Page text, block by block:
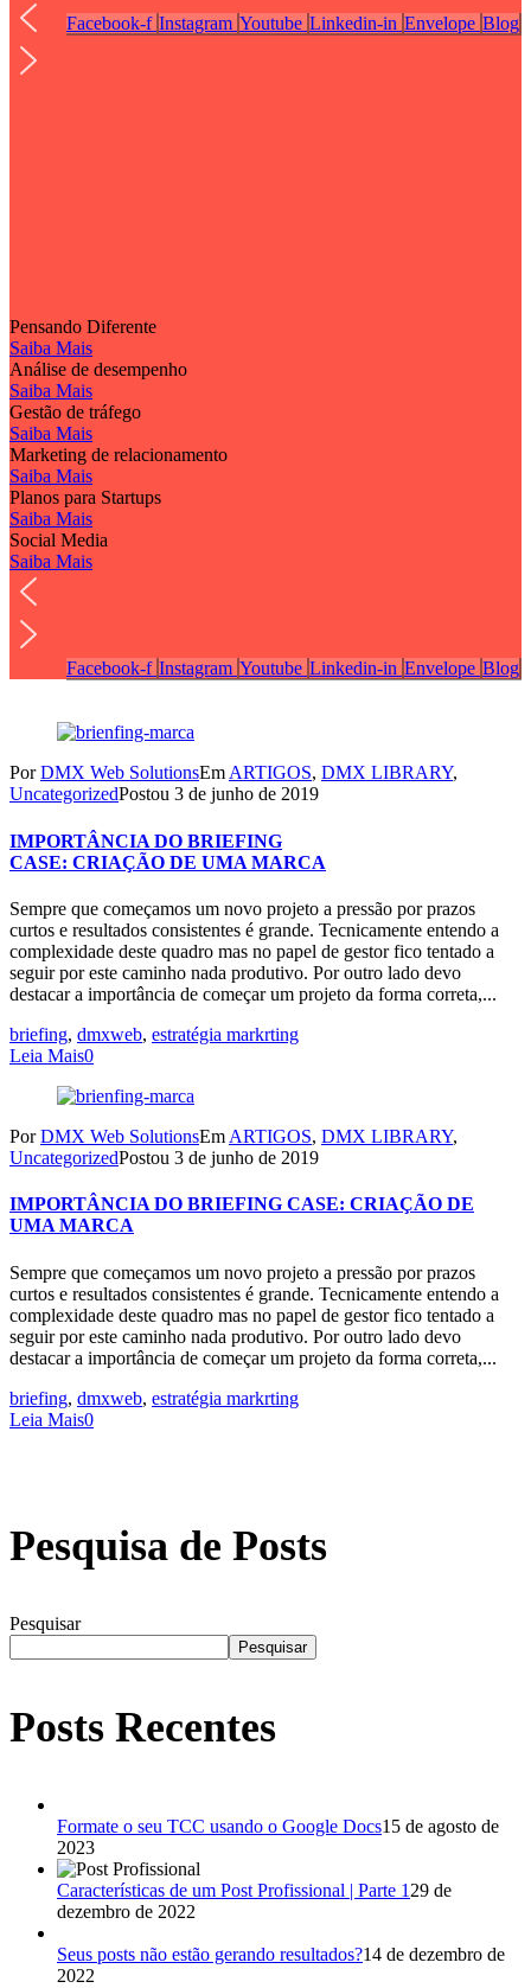
Facebook-f Instagram Youtube Linkedin-in Envelope Blog
Pensando Diferente
Saiba Mais
Análise de desempenho
Saiba Mais
Gestão de tráfego
Saiba Mais
Marketing de relacionamento
Saiba Mais
Planos para Startups
Saiba Mais
Social Media
Saiba Mais
Facebook-f Instagram Youtube Linkedin-in Envelope Blog
PorDMX Web SolutionsEmARTIGOS, DMX LIBRARY,
UncategorizedPostou 3 de junho de 2019
IMPORTÂNCIA DO BRIEFING
CASE: CRIAÇÃO DE UMA MARCA
Sempre que começamos um novo projeto a pressão por prazos
curtos e resultados consistentes é grande. Tecnicamente entendo a
complexidade deste quadro mas no papel de gestor fico tentado a
seguir por este caminho nada produtivo. Por outro lado devo
destacar a importância de começar um projeto da forma correta,...
briefing, dmxweb, estratégia markrting
Leia Mais0
PorDMX Web SolutionsEm ARTIGOS, DMX LIBRARY,
UncategorizedPostou 3 de junho de 2019
IMPORTÂNCIA DO BRIEFING CASE: CRIAÇÃO DE
UMA MARCA
Sempre que começamos um novo projeto a pressão por prazos
curtos e resultados consistentes é grande. Tecnicamente entendo a
complexidade deste quadro mas no papel de gestor fico tentado a
seguir por este caminho nada produtivo. Por outro lado devo
destacar a importância de começar um projeto da forma correta,...
briefing, dmxweb, estratégia markrting
Leia Mais0
Pesquisa de Posts
Pesquisar
Pesquisar
Posts Recentes
Formate o seu TCC usando o Google Docs15 de agosto de
2023
Características de um Post Profissional | Parte 1 29 de
dezembro de 2022
Seus posts não estão gerando resultados?14 de dezembro de
2022